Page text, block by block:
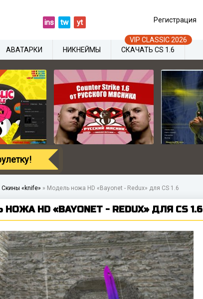
Скины «knife» » Модель ножа HD «Bayonet - Redux» для CS 1.6
HD «BAYONET - REDUX» ДЛЯ CS 1.6
ins tw yt Регистрация
АВАТАРКИ НИКНЕЙМЫ СКАЧАТЬ CS 1.6